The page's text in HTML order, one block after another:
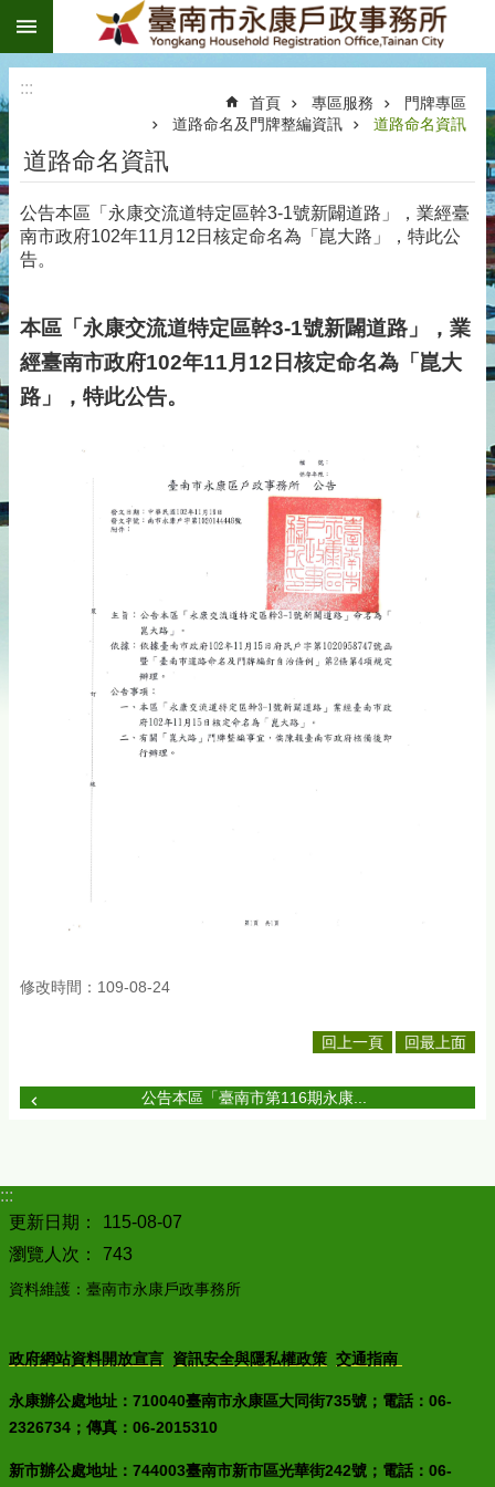
跳到主要內容區塊
:::
首頁 專區服務
門牌專區
道路命名及門牌整編資訊
道路命名資訊
道路命名資訊
公告本區「永康交流道特定區幹3-1號新闢道路」，業經臺
南市政府102年11月12日核定命名為「崑大路」，特此公
告。
本區「永康交流道特定區幹3-1號新闢道路」，業
經臺南市政府102年11月12日核定命名為「崑大
路」，特此公告。
修改時間：109-08-24
回上一頁 回最上面
公告本區「臺南市第116期永康...
:::
更新日期：
115-08-07
瀏覽人次：
743
資料維護：臺南市永康戶政事務所
政府網站資料開放宣言 資訊安全與隱私權政策 交通指南
永康辦公處地址：710040臺南市永康區大同街735號；電話：06-
2326734；傳真：06-2015310
新市辦公處地址：744003臺南市新市區光華街242號；電話：06-